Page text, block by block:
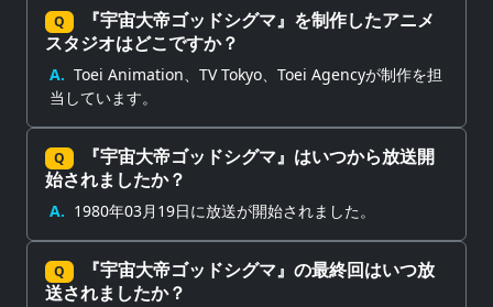
Q
『宇宙大帝ゴッドシグマ』を制作したアニメ
スタジオはどこですか？
A. Toei Animation、TV Tokyo、Toei Agencyが制作を担
当しています。
Q
『宇宙大帝ゴッドシグマ』はいつから放送開
始されましたか？
A. 1980年03月19日に放送が開始されました。
Q
『宇宙大帝ゴッドシグマ』の最終回はいつ放
送されましたか？